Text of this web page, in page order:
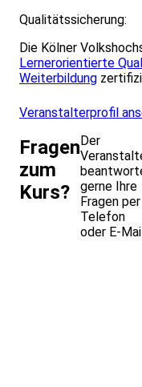
Qualitätssicherung:
Die Kölner
Lernerorientierte
Weiterbildung
Veranstalterprofil
Fragen
zum
Kurs?
Der
gerne Ihre
Fragen per
Telefon
oder E-